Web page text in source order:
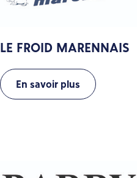
LE FROID MARENNAIS
En savoir plus